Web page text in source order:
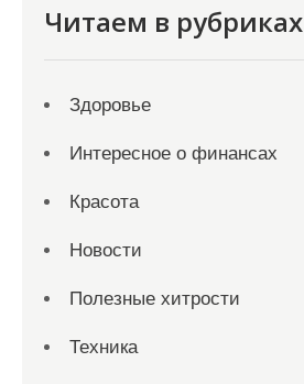
Читаем в рубриках
Здоровье
Интересное о финансах
Красота
Новости
Полезные хитрости
Техника